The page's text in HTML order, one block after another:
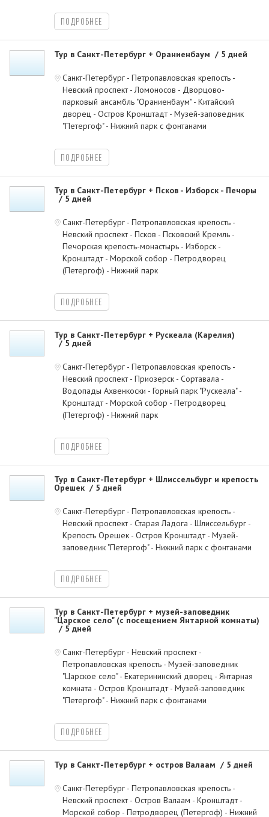
ПОДРОБНЕЕ
Тур в Санкт-Петербург + Ораниенбаум 5 дней
Санкт-Петербург - Петропавловская крепость -
Невский проспект - Ломоносов - Дворцово-
парковый ансамбль "Ораниенбаум" - Китайский
дворец - Остров Кронштадт - Музей-заповедник
"Петергоф" - Нижний парк с фонтанами
ПОДРОБНЕЕ
Тур в Санкт-Петербург + Псков - Изборск - Печоры
5 дней
Санкт-Петербург - Петропавловская крепость -
Невский проспект - Псков - Псковский Кремль -
Печорская крепость-монастырь - Изборск -
Кронштадт - Морской собор - Петродворец
(Петергоф) - Нижний парк
ПОДРОБНЕЕ
Тур в Санкт-Петербург + Рускеала (Карелия)
5 дней
Санкт-Петербург - Петропавловская крепость -
Невский проспект - Приозерск - Сортавала -
Водопады Ахвенкоски - Горный парк "Рускеала" -
Кронштадт - Морской собор - Петродворец
(Петергоф) - Нижний парк
ПОДРОБНЕЕ
Тур в Санкт-Петербург + Шлиссельбург и крепость
Орешек 5 дней
Санкт-Петербург - Петропавловская крепость -
Невский проспект - Старая Ладога - Шлиссельбург -
Крепость Орешек - Остров Кронштадт - Музей-
заповедник "Петергоф" - Нижний парк с фонтанами
ПОДРОБНЕЕ
Тур в Санкт-Петербург + музей-заповедник
"Царское село" (с посещением Янтарной комнаты)
5 дней
Санкт-Петербург - Невский проспект -
Петропавловская крепость - Музей-заповедник
"Царское село" - Екатерининский дворец - Янтарная
комната - Остров Кронштадт - Музей-заповедник
"Петергоф" - Нижний парк с фонтанами
ПОДРОБНЕЕ
Тур в Санкт-Петербург + остров Валаам 5 дней
Санкт-Петербург - Петропавловская крепость -
Невский проспект - Остров Валаам - Кронштадт -
Морской собор - Петродворец (Петергоф) - Нижний